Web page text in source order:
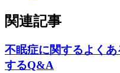
関連記事
不眠症に関するよく
するQ&A